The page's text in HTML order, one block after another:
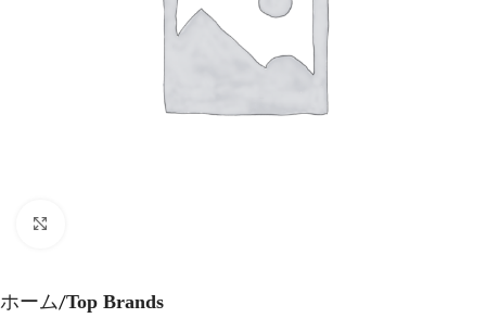
ホーム Top Brands